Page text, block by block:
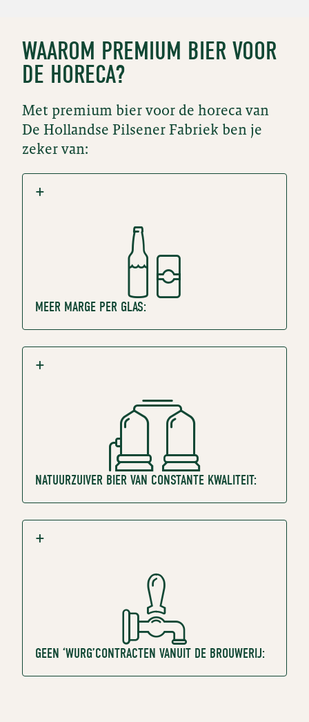
WAAROM PREMIUM BIER VOOR
DE HORECA?
Met premium bier voor de horeca van
De Hollandse Pilsener Fabriek ben je
zeker van:
MEER MARGE PER GLAS:
NATUURZUIVER BIER VAN CONSTANTE KWALITEIT:
GEEN ‘WURG’CONTRACTEN VANUIT DE BROUWERIJ: